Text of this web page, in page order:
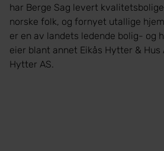
har Berge Sag levert
norske folk, og fornyet utallige
er en av landets ledende bolig- og
eier blant annet Eikås Hytter & Hus
Hytter AS.